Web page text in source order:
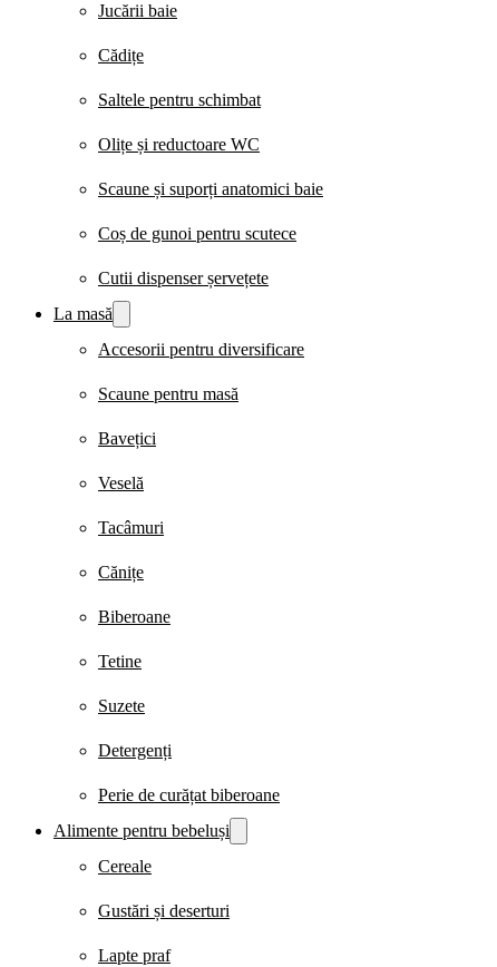
Jucării baie
Cădițe
Saltele pentru schimbat
Olițe și reductoare WC
Scaune și suporți anatomici baie
Coș de gunoi pentru scutece
Cutii dispenser șervețete
La masă
Accesorii pentru diversificare
Scaune pentru masă
Bavețici
Veselă
Tacâmuri
Cănițe
Biberoane
Tetine
Suzete
Detergenți
Perie de curățat biberoane
Alimente pentru bebeluși
Cereale
Gustări și deserturi
Lapte praf